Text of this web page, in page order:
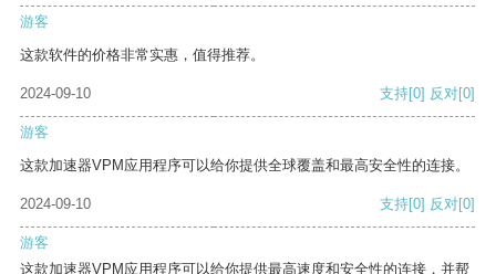
游客
这款软件的价格非常实惠，值得推荐。
2024-09-10 支持[0] 反对[0]
游客
这款加速器VPM应用程序可以给你提供全球覆盖和最高安全性的连接。
2024-09-10 支持[0] 反对[0]
游客
这款加速器VPM应用程序可以给你提供最高速度和安全性的连接，并帮